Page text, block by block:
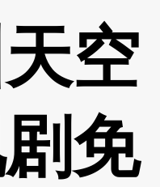
天空
免